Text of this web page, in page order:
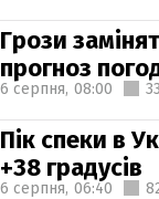
Грози
прогноз
6 серпня, 08:00
Пік спеки в
+38 градусів
6 серпня, 06:40